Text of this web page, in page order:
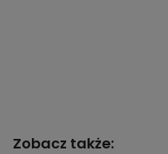
Zobacz także: